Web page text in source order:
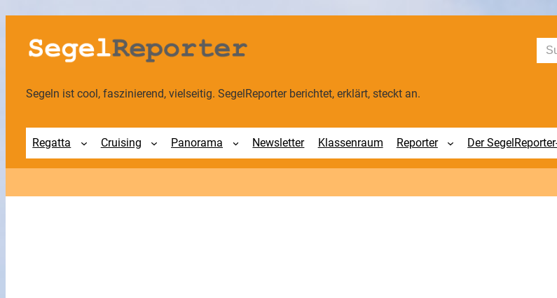
Zum
Inhalt
springen
Segeln ist cool, faszinierend, vielseitig. SegelReporter berichtet, erklärt, steckt an.
Regatta Cruising Panorama Newsletter Klassenraum Reporter Der